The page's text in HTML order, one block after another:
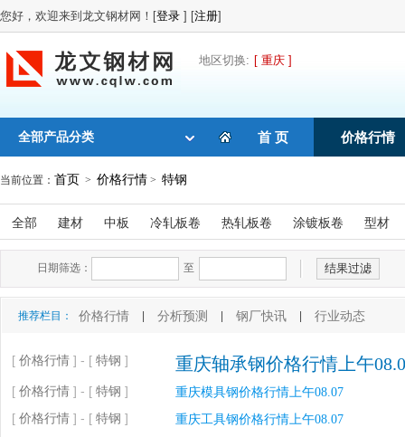
您好，欢迎来到龙文钢材网！[登录 ] [注册]
地区切换: [ 重庆 ]
全部产品分类 首 页 价格行情
当前位置： 首页 > 价格行情 > 特钢
全部 建材 中板 冷轧板卷 热轧板卷 涂镀板卷 型材
日期筛选： 至
推荐栏目： 价格行情 分析预测 钢厂快讯 行业动态
[ 价格行情 ] - [ 特钢 ] 重庆轴承钢价格行情上午
[ 价格行情 ] - [ 特钢 ] 重庆模具钢价格行情上午08.07
[ 价格行情 ] - [ 特钢 ] 重庆工具钢价格行情上午08.07